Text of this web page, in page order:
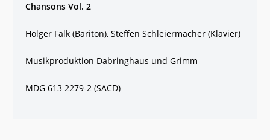
Chansons Vol. 2
Holger Falk (Bariton), Steffen Schleiermacher (Klavier)
Musikproduktion Dabringhaus und Grimm
MDG 613 2279-2 (SACD)